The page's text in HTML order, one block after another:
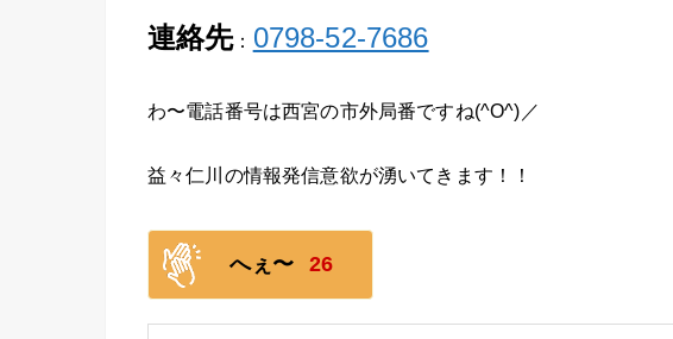
連絡先： 0798-52-7686
わ〜電話番号は西宮の市外局番ですね(^O^)／
益々仁川の情報発信意欲が湧いてきます！！
へぇ〜 26